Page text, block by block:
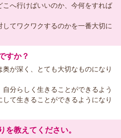
へ行けばいいのか、今何をすれば
てワクワクするのかを一番大切に
すか？
が深く、とても大切なものになり
分らしく生きることができるよう
て生きることができるようになり
を教えてください。